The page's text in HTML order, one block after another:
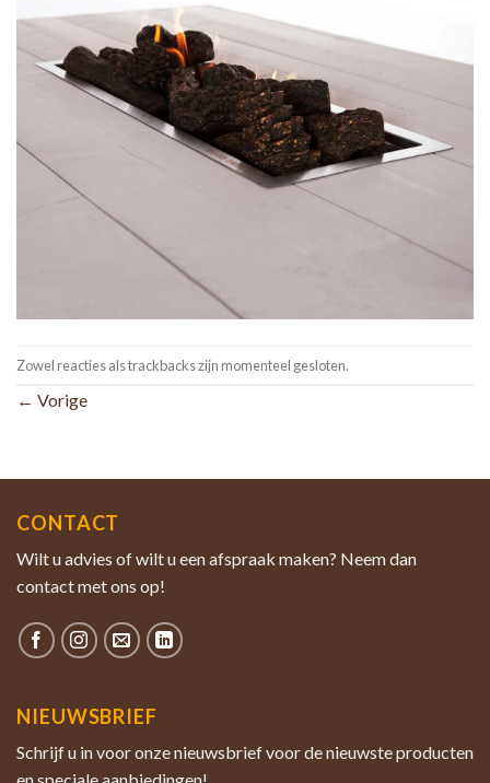
Zowel reacties als trackbacks zijn momenteel gesloten.
← Vorige
CONTACT
Wilt u advies of wilt u een afspraak maken? Neem dan
contact met ons op!
NIEUWSBRIEF
Schrijf u in voor onze nieuwsbrief voor de nieuwste producten